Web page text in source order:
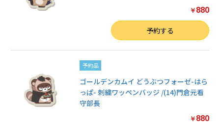
￥ 880
予約する
予約品
ゴールデンカムイ どうぶつフォーゼ-はら
っぱ- 刺繍ワッペンバッジ /(14)門倉元看
守部長
￥ 880